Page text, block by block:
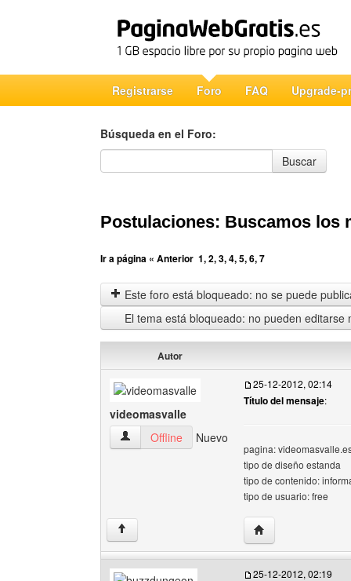
Registrarse Foro FAQ Upgrade-
Búsqueda en el Foro:
Búsqueda en el Foro
Buscar
Postulaciones: Buscamos los
Ir a página « Anterior 1,2,3,4,5,6,7
Este foro está bloqueado: no se puede
El tema está bloqueado: no pueden editarse
Autor
videomasvalle
videomasvalle Ver perfil del usuario
Offline Nuevo
25-12-2012, 02:14
Título del mensaje:
pagina:
tipo de diseño estanda
tipo de contenido:
tipo de usuario: free
↑ Visitar sitio web
25-12-2012, 02:19